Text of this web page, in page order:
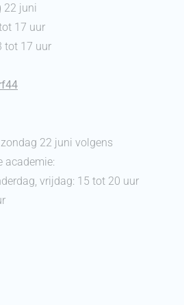
22 juni
17 uur
tot 17 uur
22 juni volgens
academie:
vrijdag: 15 tot 20 uur